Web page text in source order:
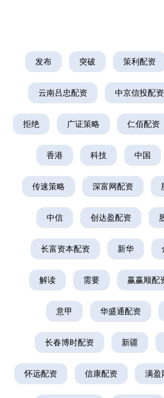
发布 突破 策利配资
云南吕忠配资 中京信投配资
拒绝 广证策略 仁佰配资
香港 科技 中国
传速策略 深富网配资
中信 创达盈配资
长富资本配资 新华
解读 需要 赢赢顺配
意甲 华盛通配资
长春博时配资 新疆
怀远配资 信康配资 满盈